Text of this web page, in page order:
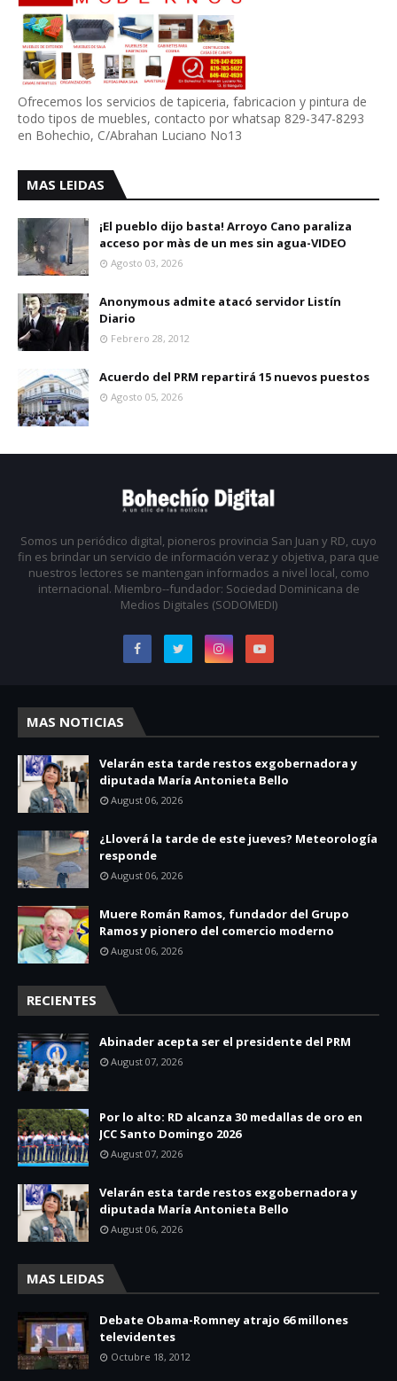
Ofrecemos los servicios de tapiceria, fabricacion y pintura de
todo tipos de muebles, contacto por whatsap 829-347-8293
en Bohechio, C/Abrahan Luciano No13
MAS LEIDAS
¡El pueblo dijo basta! Arroyo Cano paraliza
acceso por màs de un mes sin agua-VIDEO
Agosto 03, 2026
Anonymous admite atacó servidor Listín
Diario
Febrero 28, 2012
Acuerdo del PRM repartirá 15 nuevos puestos
Agosto 05, 2026
Somos un periódico digital, pioneros provincia San Juan y RD, cuyo
fin es brindar un servicio de información veraz y objetiva, para que
nuestros lectores se mantengan informados a nivel local, como
internacional. Miembro--fundador: Sociedad Dominicana de
Medios Digitales (SODOMEDI)
MAS NOTICIAS
Velarán esta tarde restos exgobernadora y
diputada María Antonieta Bello
August 06, 2026
¿Lloverá la tarde de este jueves? Meteorología
responde
August 06, 2026
Muere Román Ramos, fundador del Grupo
Ramos y pionero del comercio moderno
August 06, 2026
RECIENTES
Abinader acepta ser el presidente del PRM
August 07, 2026
Por lo alto: RD alcanza 30 medallas de oro en
JCC Santo Domingo 2026
August 07, 2026
Velarán esta tarde restos exgobernadora y
diputada María Antonieta Bello
August 06, 2026
MAS LEIDAS
Debate Obama-Romney atrajo 66 millones
televidentes
Octubre 18, 2012